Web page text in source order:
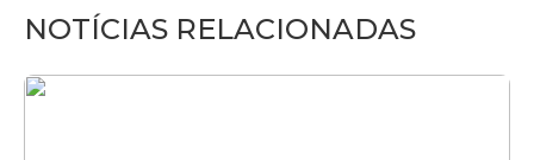
NOTÍCIAS RELACIONADAS